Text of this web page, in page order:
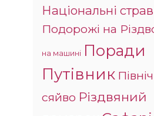
Національні
Подорожі на
на машині Поради
Путівник
сяйво Різдвяний